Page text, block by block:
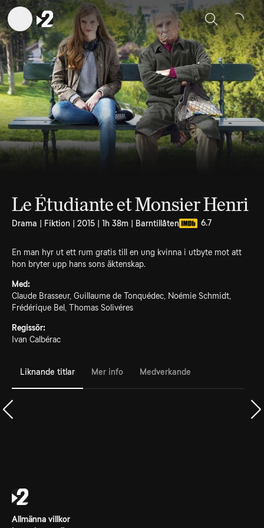
Sök
Le Étudiante et Monsier Henri
Drama | Fiktion | 2015 | 1h 38m | Barntillåten 6.7
En man hyr ut ett rum gratis till en ung kvinna i utbyte mot att
hon bryter upp hans sons äktenskap.
Med:
Claude Brasseur, Guillaume de Tonquédec, Noémie Schmidt,
Frédérique Bel, Thomas Solivéres
Regissör:
Ivan Calbérac
Liknande titlar Mer info Medverkande
Allmänna villkor